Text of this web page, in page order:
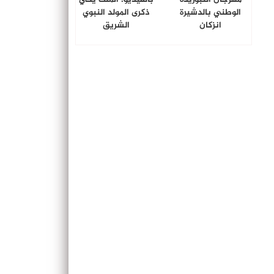
الوطني بالدشيرة
انزكان
ذكرى المولد النبوي
الشريق